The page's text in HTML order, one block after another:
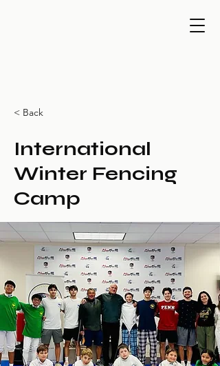
< Back
International
Winter Fencing
Camp